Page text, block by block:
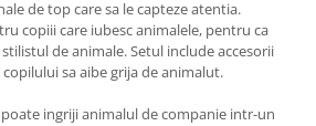
de top care sa le capteze atentia.
copiii care iubesc animalele, pentru ca
stilistul de animale. Setul include accesorii
sa aibe grija de animalut.
ingriji animalul de companie intr-un